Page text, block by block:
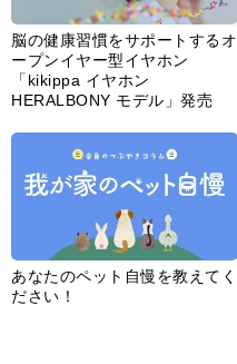
脳の健康習慣をサポートするオ
ープンイヤー型イヤホン
「kikippa イヤホン
HERALBONY モデル」発売
あなたのペット自慢を教えてく
ださい！